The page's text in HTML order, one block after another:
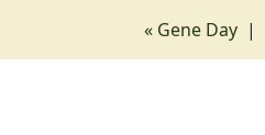
« Gene Day |